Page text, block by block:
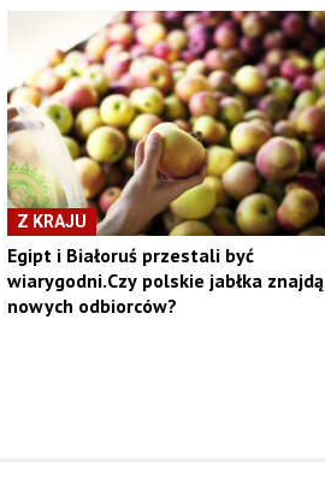
Z KRAJU
Egipt i Białoruś przestali być
wiarygodni.Czy polskie jabłka znajdą
nowych odbiorców?